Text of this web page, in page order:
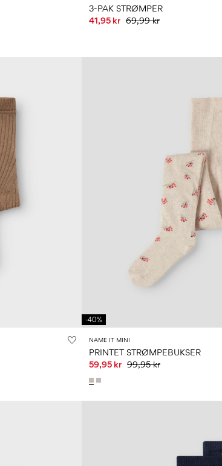
3-PAK STRØMPER
41,95 kr 69,99 kr
-40%
NAME IT MINI
PRINTET STRØMPEBUKSER
59,95 kr 99,95 kr